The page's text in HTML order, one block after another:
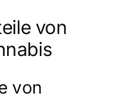
von
von